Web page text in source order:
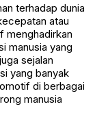
terhadap dunia
atau
menghadirkan
manusia yang
sejalan
yang banyak
di berbagai
manusia